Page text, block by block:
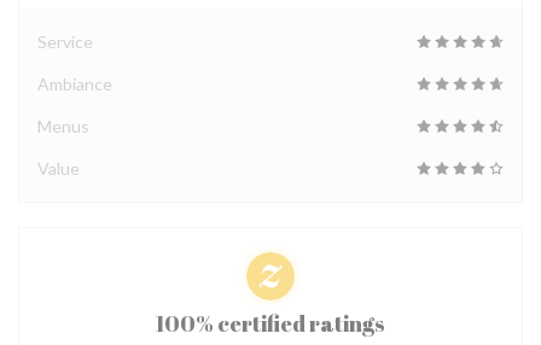
Service
Ambiance
Menus
Value
100% certified ratings